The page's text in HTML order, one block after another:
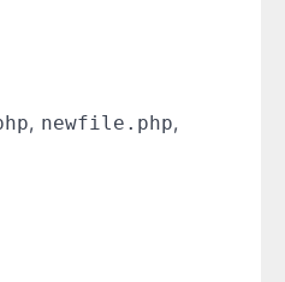
, newfile.php,